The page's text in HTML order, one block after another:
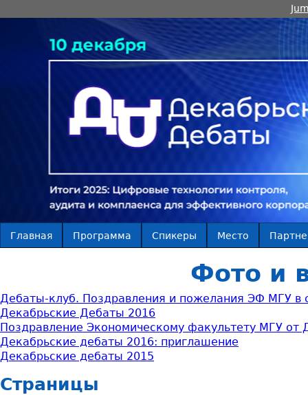
Главная Программа Спикеры Место
Фото и
Дебаты-клуб. Поздравления и пожелания ЭФ МГУ в
Декабрьские Дебаты 2016
Поздравление Экономическому факультету МГУ от
Декабрьские дебаты 2016: приглашение
Декабрьские дебаты 2015
Страницы